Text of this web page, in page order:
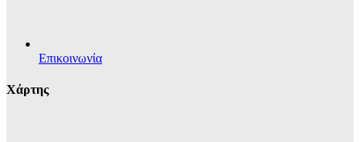
Επικοινωνία
Χάρτης